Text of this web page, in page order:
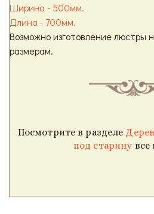
Ширина - 500мм.
Длина - 700мм.
Возможно изготовление люстры
размерам.
Посмотрите в разделе
под старинувсе